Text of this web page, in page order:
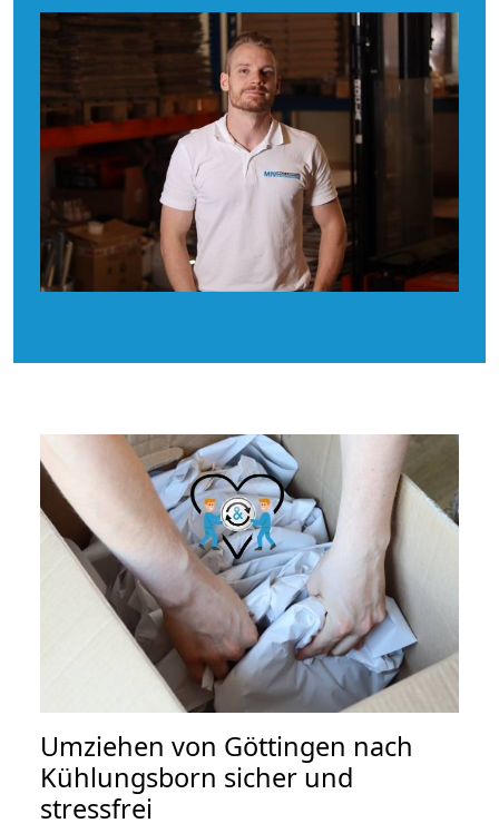
Umziehen von Göttingen nach
Kühlungsborn sicher und
stressfrei